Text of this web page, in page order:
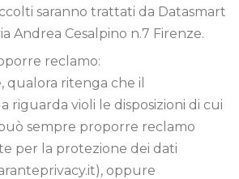
saranno trattati da Datasmart
Andrea Cesalpino n.7 Firenze.
reclamo:
qualora ritenga che il
riguarda violi le disposizioni di cui
sempre proporre reclamo
per la protezione dei dati
oppure